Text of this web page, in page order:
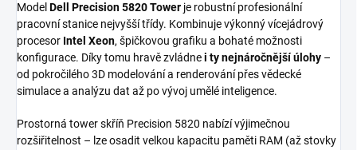
Model Dell Precision 5820 Tower je robustní profesionální
pracovní stanice nejvyšší třídy. Kombinuje výkonný vícejádrový
procesor Intel Xeon, špičkovou grafiku a bohaté možnosti
konfigurace. Díky tomu hravě zvládnei ty nejnáročnější úlohy –
od pokročilého 3D modelování a renderování přes vědecké
simulace a analýzu dat až po vývoj umělé inteligence.
Prostorná tower skříň Precision 5820 nabízí výjimečnou
rozšiřitelnost – lze osadit velkou kapacitu paměti RAM (až stovky